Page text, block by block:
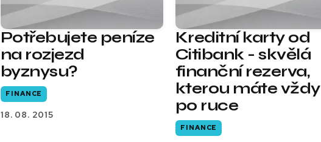
Potřebujete peníze
na rozjezd
byznysu?
FINANCE
18. 08. 2015
Kreditní karty od
Citibank - skvělá
finanční rezerva,
kterou máte vždy
po ruce
FINANCE